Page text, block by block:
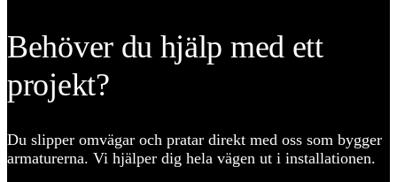
Behöver du hjälp med ett
projekt?
Du slipper omvägar och pratar direkt med oss som bygger
armaturerna. Vi hjälper dig hela vägen ut i installationen.